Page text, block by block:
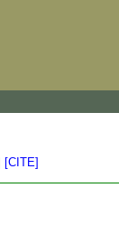
[CITE]